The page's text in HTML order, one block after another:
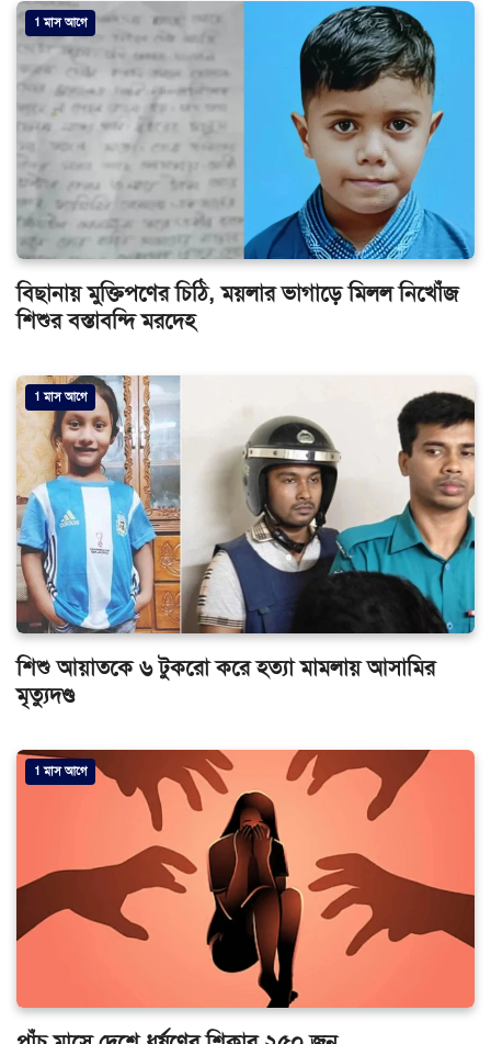
1 মাস আগে
বিছানায় মুক্তিপণের চিঠি, ময়লার ভাগাড়ে মিলল নিখোঁজ
শিশুর বস্তাবন্দি মরদেহ
1 মাস আগে
শিশু আয়াতকে ৬ টুকরো করে হত্যা মামলায় আসামির
মৃত্যুদণ্ড
1 মাস আগে